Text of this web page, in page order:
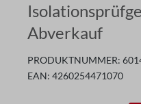
Abverkauf
PRODUKTNUMMER:
EAN: 4260254471070